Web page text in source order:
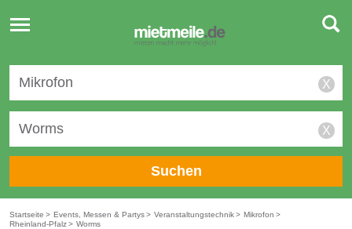
Toggle
navigation
X
X
Suchen
Startseite > Events, Messen & Partys> Veranstaltungstechnik> Mikrofon >
Rheinland-Pfalz> Worms